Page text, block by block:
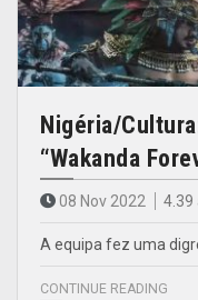
Nigéria/
“Wakanda
08 Nov 2022 4.39
A equipa fez uma
CONTINUE READING